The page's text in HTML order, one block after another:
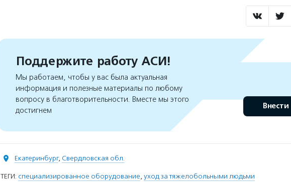
Поддержите работу АСИ!
Мы работаем, чтобы у вас была актуальная
информация и полезные материалы по любому
вопросу в благотворительности. Вместе мы этого
достигнем
Внести
Екатеринбург, Свердловская обл.
ТЕГИ: специализированное оборудование, уход за тяжелобольными людьми